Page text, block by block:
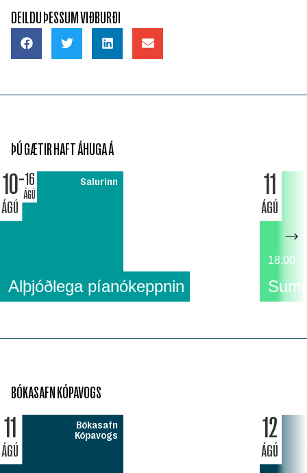
DEILDU ÞESSUM VIÐBURÐI
ÞÚ GÆTIR HAFT ÁHUGA Á
10
ÁGÚ
16
ÁGÚ
Salurinn
Alþjóðlega píanókeppnin
11
ÁGÚ
18:00
BÓKASAFN KÓPAVOGS
11
ÁGÚ
Bókasafn
Kópavogs
12
ÁGÚ